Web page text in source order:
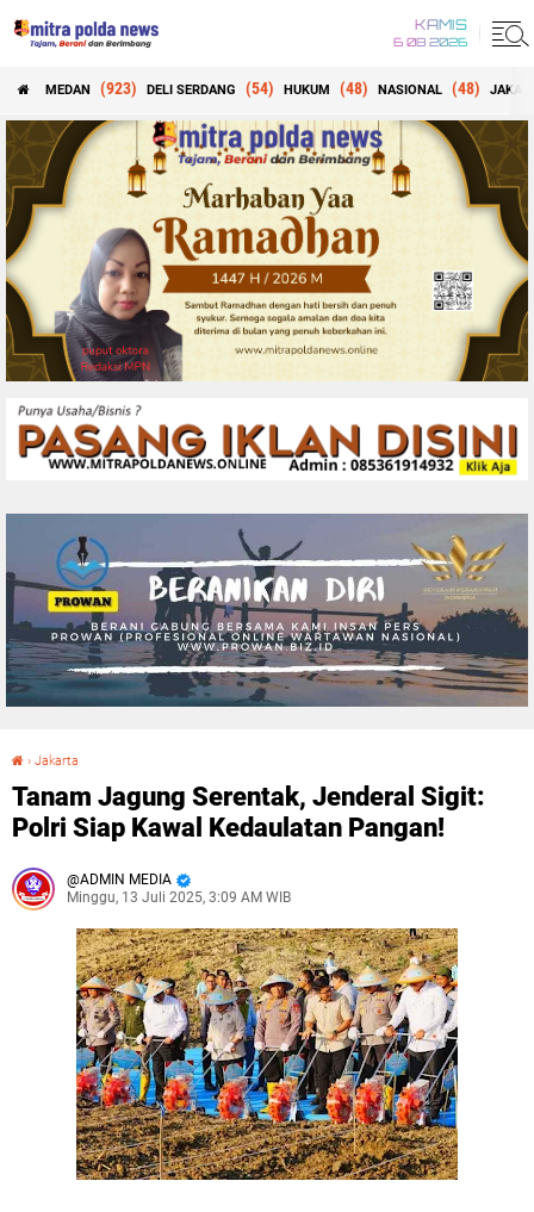
KAMIS
6 08 2026
MEDAN (923) DELI SERDANG (54) HUKUM (48) NASIONAL (48)
› Jakarta
Tanam Jagung Serentak, Jenderal Sigit:
Polri Siap Kawal Kedaulatan Pangan!
ADMIN MEDIA
Minggu, 13 Juli 2025, 3:09 AM WIB